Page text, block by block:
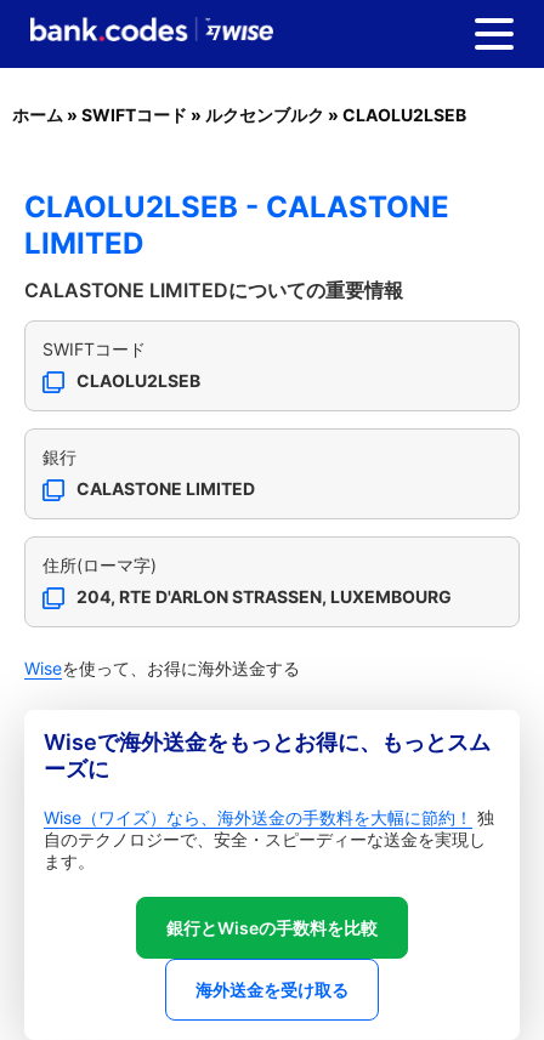
ホーム » SWIFTコード » ルクセンブルク » CLAOLU2LSEB
CLAOLU2LSEB - CALASTONE
LIMITED
CALASTONE LIMITEDについての重要情報
SWIFTコード
CLAOLU2LSEB
銀行
CALASTONE LIMITED
住所(ローマ字)
204, RTE D'ARLON STRASSEN, LUXEMBOURG
Wiseを使って、お得に海外送金する
Wiseで海外送金をもっとお得に、もっとスム
ーズに
Wise（ワイズ）なら、海外送金の手数料を大幅に節約！ 独
自のテクノロジーで、安全・スピーディーな送金を実現し
ます。
銀行とWiseの手数料を比較
海外送金を受け取る